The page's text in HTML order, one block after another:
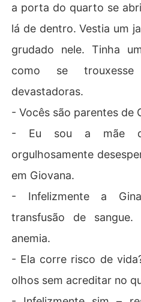
a porta do quarto se
lá de dentro. Vestia um
grudado nele. Tinha
como se
devastadoras.
- Vocês são parentes de
- Eu sou a mãe
orgulhosamente
em Giovana.
- Infelizmente a
transfusão de
anemia.
- Ela corre risco de
olhos sem acreditar no